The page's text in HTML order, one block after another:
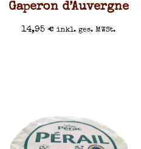
Gaperon d’Auvergne
14,95€ inkl. ges. MWSt.